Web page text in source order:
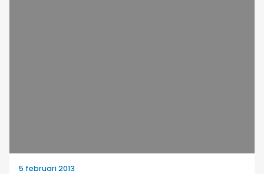
5 februari 2013